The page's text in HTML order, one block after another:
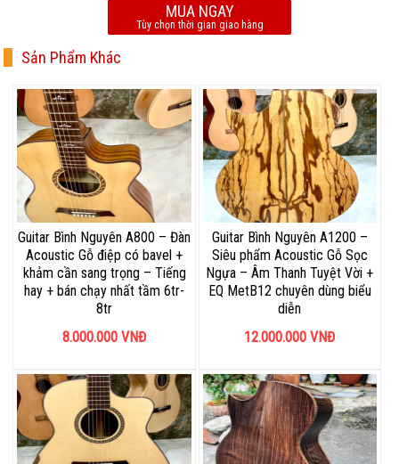
MUA NGAY
Tùy chọn thời gian giao hàng
Sản Phẩm Khác
Guitar Bình Nguyên A800 – Đàn
Acoustic Gỗ điệp có bavel +
khảm cần sang trọng – Tiếng
hay + bán chạy nhất tầm 6tr-
8tr
8.000.000 VNĐ
Guitar Bình Nguyên A1200 –
Siêu phẩm Acoustic Gỗ Sọc
Ngựa – Âm Thanh Tuyệt Vời +
EQ MetB12 chuyên dùng biểu
diễn
12.000.000 VNĐ